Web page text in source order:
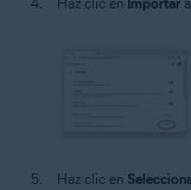
Haz clic en